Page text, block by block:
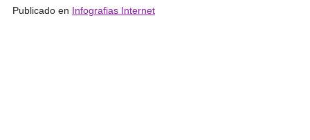
Publicado en Infografias Internet